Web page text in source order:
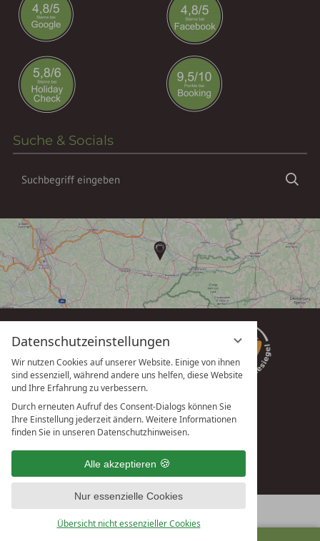
Datenschutzeinstellungen
Wir nutzen Cookies auf unserer Website. Einige von ihnen
sind essenziell, während andere uns helfen, diese Website
und Ihre Erfahrung zu verbessern.
Durch erneuten Aufruf des Consent-Dialogs können Sie
Ihre Einstellung jederzeit ändern. Weitere Informationen
finden Sie in unseren Datenschutzhinweisen.
Alle akzeptieren
Nur essenzielle Cookies
Übersicht nicht essenzieller Cookies
Suche & Socials
Suchbegriff
vioma GmbH